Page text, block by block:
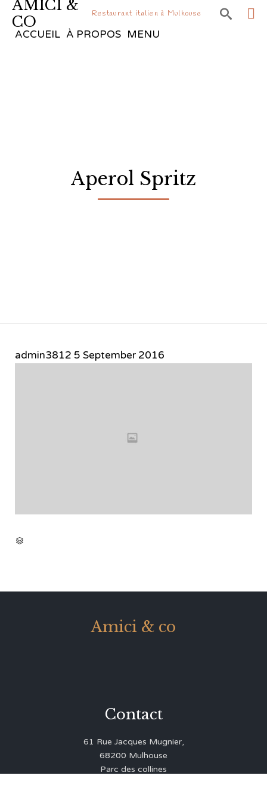
AMICI &
CO
Restaurant italien à Mulhouse 
ACCUEIL À PROPOS MENU
Aperol Spritz
admin3812 5 September 2016

Amici & co
Contact
61 Rue Jacques Mugnier,
68200 Mulhouse
Parc des collines